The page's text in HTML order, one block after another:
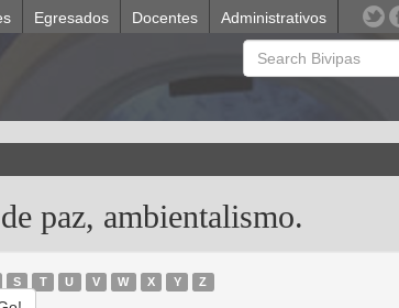
Egresados Docentes Administrativos
paz, ambientalismo.
S T U V W X Y Z